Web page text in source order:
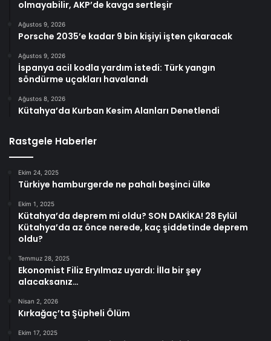
olmayabilir, AKP’de kavga sertleşir
Ağustos 9, 2026
Porsche 2035’e kadar 9 bin kişiyi işten çıkaracak
Ağustos 9, 2026
İspanya acil kodla yardım istedi: Türk yangın
söndürme uçakları havalandı
Ağustos 8, 2026
Kütahya’da Kurban Kesim Alanları Denetlendi
Rastgele Haberler
Ekim 24, 2025
Türkiye hamburgerde ne pahalı beşinci ülke
Ekim 1, 2025
Kütahya’da deprem mi oldu? SON DAKİKA! 28 Eylül
Kütahya’da az önce nerede, kaç şiddetinde deprem
oldu?
Temmuz 28, 2025
Ekonomist Filiz Eryılmaz uyardı: İlla bir şey
alacaksanız…
Nisan 2, 2026
Kırkağaç’ta Şüpheli Ölüm
Ekim 17, 2025